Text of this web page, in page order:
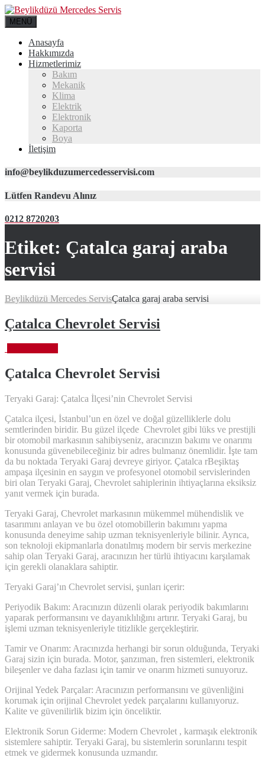
MENÜ
Anasayfa
Hakkımızda
Hizmetlerimiz
Bakım
Mekanik
Klima
Elektrik
Elektronik
Kaporta
Boya
İletişim
info@beylikduzumercedesservisi.com
Lütfen Randevu Alınız
0212 8720203
Etiket: Çatalca garaj araba
servisi
Beylikdüzü Mercedes ServisÇatalca garaj araba servisi
Çatalca Chevrolet Servisi
Çatalca Chevrolet Servisi
Teryaki Garaj: Çatalca İlçesi’nin Chevrolet Servisi
Çatalca ilçesi, İstanbul’un en özel ve doğal güzelliklerle dolu
semtlerinden biridir. Bu güzel ilçede Chevrolet gibi lüks ve prestijli
bir otomobil markasının sahibiyseniz, aracınızın bakımı ve onarımı
konusunda güvenebileceğiniz bir adres bulmanız önemlidir. İşte tam
da bu noktada Teryaki Garaj devreye giriyor. Çatalca rBeşiktaş
ampaşa ilçesinin en saygın ve profesyonel otomobil servislerinden
biri olan Teryaki Garaj, Chevrolet sahiplerinin ihtiyaçlarına eksiksiz
yanıt vermek için burada.
Teryaki Garaj, Chevrolet markasının mükemmel mühendislik ve
tasarımını anlayan ve bu özel otomobillerin bakımını yapma
konusunda deneyime sahip uzman teknisyenleriyle bilinir. Ayrıca,
son teknoloji ekipmanlarla donatılmış modern bir servis merkezine
sahip olan Teryaki Garaj, aracınızın her türlü ihtiyacını karşılamak
için gerekli olanaklara sahiptir.
Teryaki Garaj’ın Chevrolet servisi, şunları içerir:
Periyodik Bakım: Aracınızın düzenli olarak periyodik bakımlarını
yaparak performansını ve dayanıklılığını artırır. Teryaki Garaj, bu
işlemi uzman teknisyenleriyle titizlikle gerçekleştirir.
Tamir ve Onarım: Aracınızda herhangi bir sorun olduğunda, Teryaki
Garaj sizin için burada. Motor, şanzıman, fren sistemleri, elektronik
bileşenler ve daha fazlası için tamir ve onarım hizmeti sunuyoruz.
Orijinal Yedek Parçalar: Aracınızın performansını ve güvenliğini
korumak için orijinal Chevrolet yedek parçalarını kullanıyoruz.
Kalite ve güvenilirlik bizim için önceliktir.
Elektronik Sorun Giderme: Modern Chevrolet , karmaşık elektronik
sistemlere sahiptir. Teryaki Garaj, bu sistemlerin sorunlarını tespit
etmek ve gidermek konusunda uzmandır.